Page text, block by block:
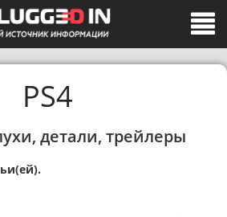
PS4
детали, трейлеры